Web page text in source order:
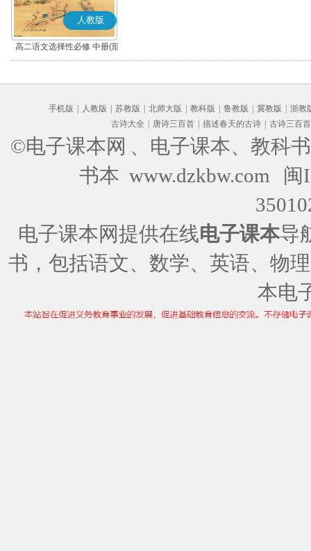
人教版
高二语文选择性必修 中册(部
编版)
手机版 人教版 苏教版 北师大版 教科版 鲁教版 冀教版
浙教
古诗大全
唐诗三百首 描述春天的古诗 古诗三百首
©电子课本网 、电子课本、教科
书本 www.dzkbw.com
闽
电子课本网提供在线电子课本导
书，包括语文、数学、英语、物
本电